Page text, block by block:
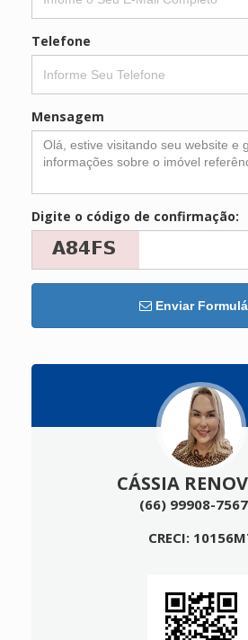
Telefone
Mensagem
Digite o código de confirmação:
Enviar
CÁSSIA
(66) 99908-7567
CRECI: